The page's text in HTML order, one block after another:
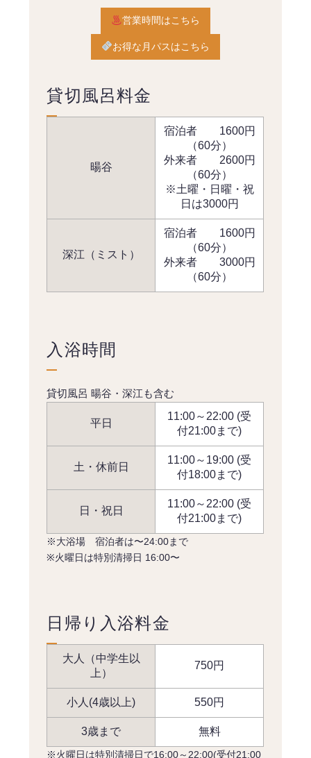
営業時間はこちら
お得な月パスはこちら
貸切風呂料金
暘谷
宿泊者 1600円
（60分）
外来者 2600円
（60分）
※土曜・日曜・祝
日は3000円
深江（ミスト）
宿泊者 1600円
（60分）
外来者 3000円
（60分）
入浴時間
貸切風呂 暘谷・深江も含む
平日
11:00～22:00 (受
付21:00まで)
土・休前日
11:00～19:00 (受
付18:00まで)
日・祝日
11:00～22:00 (受
付21:00まで)
※大浴場 宿泊者は〜24:00まで
※火曜日は特別清掃日 16:00〜
日帰り入浴料金
大人（中学生以
上）
750円
小人(4歳以上) 550円
3歳まで 無料
※火曜日は特別清掃日で16:00～22:00(受付21:00